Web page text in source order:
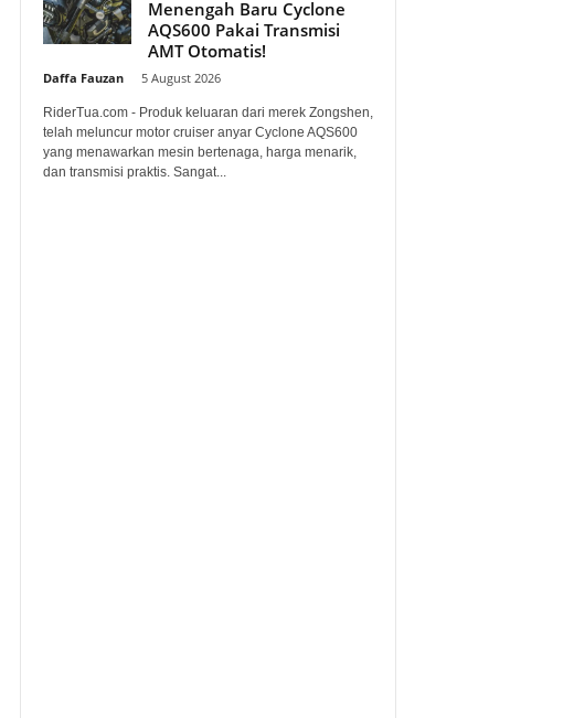
Menengah Baru Cyclone
AQS600 Pakai Transmisi
AMT Otomatis!
Daffa Fauzan 5 August 2026
RiderTua.com - Produk keluaran dari merek Zongshen,
telah meluncur motor cruiser anyar Cyclone AQS600
yang menawarkan mesin bertenaga, harga menarik,
dan transmisi praktis. Sangat...